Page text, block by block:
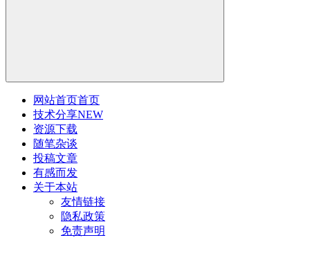
网站首页首页
技术分享NEW
资源下载
随笔杂谈
投稿文章
有感而发
关于本站
友情链接
隐私政策
免责声明